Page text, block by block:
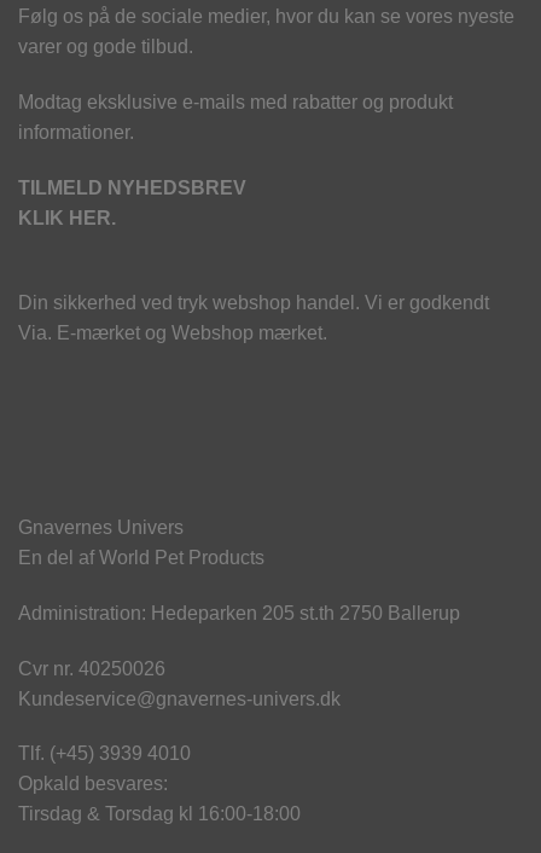
Følg os på de sociale medier, hvor du kan se vores nyeste
varer og gode tilbud.
Modtag eksklusive e-mails med rabatter og produkt
informationer.
TILMELD NYHEDSBREV
KLIK HER.
Din sikkerhed ved tryk webshop handel. Vi er godkendt
Via. E-mærket og Webshop mærket.
Gnavernes Univers
En del af World Pet Products
Administration: Hedeparken 205 st.th 2750 Ballerup
Cvr nr. 40250026
Kundeservice@gnavernes-univers.dk
Tlf. (+45) 3939 4010
Opkald besvares:
Tirsdag & Torsdag kl 16:00-18:00